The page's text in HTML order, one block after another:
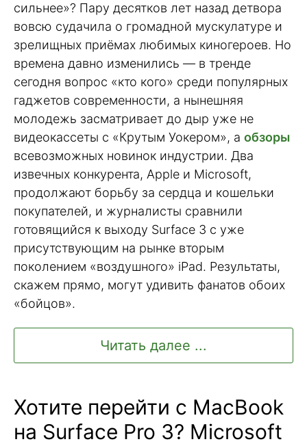
сильнее»? Пару десятков лет назад детвора
вовсю судачила о громадной мускулатуре и
зрелищных приёмах любимых киногероев. Но
времена давно изменились — в тренде
сегодня вопрос «кто кого» среди популярных
гаджетов современности, а нынешняя
молодежь засматривает до дыр уже не
видеокассеты с «Крутым Уокером», а обзоры
всевозможных новинок индустрии. Два
извечных конкурента, Apple и Microsoft,
продолжают борьбу за сердца и кошельки
покупателей, и журналисты сравнили
готовящийся к выходу Surface 3 с уже
присутствующим на рынке вторым
поколением «воздушного» iPad. Результаты,
скажем прямо, могут удивить фанатов обоих
«бойцов».
Читать далее ...
Хотите перейти с MacBook
на Surface Pro 3? Microsoft